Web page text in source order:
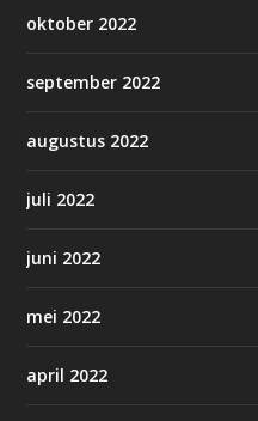
oktober 2022
september 2022
augustus 2022
juli 2022
juni 2022
mei 2022
april 2022